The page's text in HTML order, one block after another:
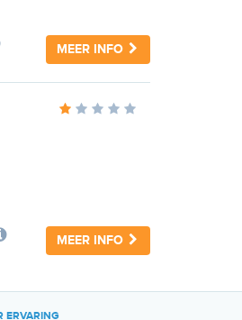
MEER INFO
MEER INFO
ERVARING